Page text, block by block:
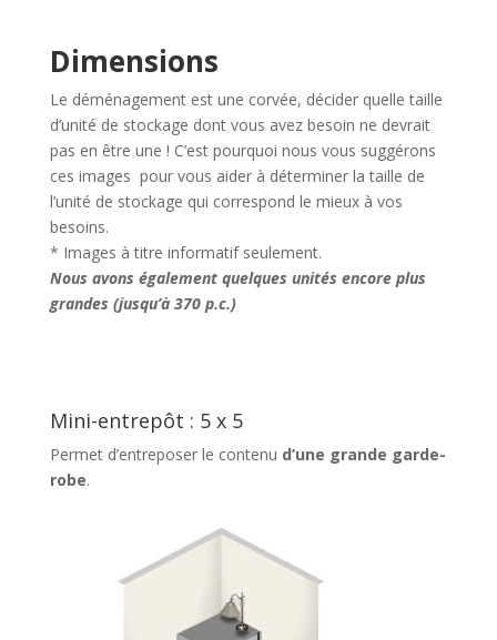
Dimensions
Le déménagement est une corvée, décider quelle taille
d’unité de stockage dont vous avez besoin ne devrait
pas en être une ! C’est pourquoi nous vous suggérons
ces images pour vous aider à déterminer la taille de
l’unité de stockage qui correspond le mieux à vos
besoins.
* Images à titre informatif seulement.
Nous avons également quelques unités encore plus
grandes (jusqu’à 370 p.c.)
Mini-entrepôt : 5 x 5
Permet d’entreposer le contenu d’une grande garde-
robe.